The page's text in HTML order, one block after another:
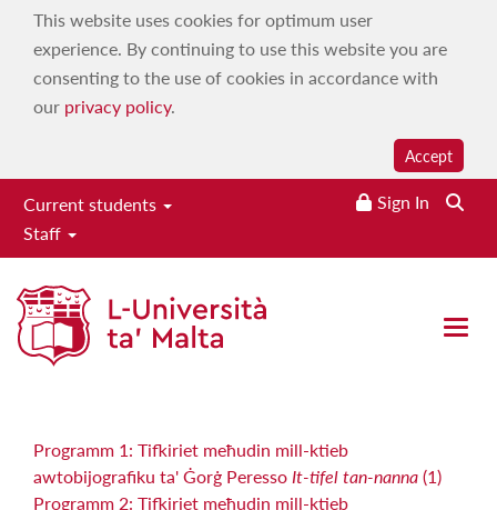
This website uses cookies for optimum user
experience. By continuing to use this website you are
consenting to the use of cookies in accordance with
our privacy policy.
Accept
Current students
Staff
Sign In
Open
Darbtejn Insiru Tfal
Home| Services|Campus 103.7
Maltese
Language, History & Culture
Programm 1: Tifkiriet meħudin mill-ktieb
awtobijografiku ta' Ġorġ PeressoIt-tifel tan-nanna(1)
Programm 2: Tifkiriet meħudin mill-ktieb